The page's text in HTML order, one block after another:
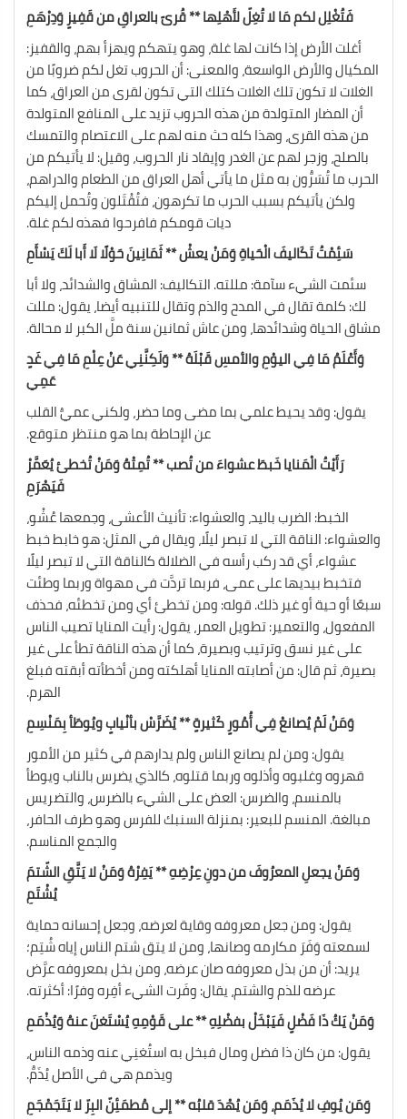
فَتُغْلِل لكم مَا لا تُغِلّ لأَهْلِها ** قُرىً بالعراقِ من قَفِيزٍ وَدِرْهَمِ
أغلت الأرض إذا كانت لها غلة، وهو يتهكم ويهزأ بهم، والقفيز:
المكيال والأرض الواسعة، والمعنى: أن الحروب تغل لكم ضروبًا من
الغلات لا تكون تلك الغلات كتلك التي تكون لقرى من العراق، كما
أن المضار المتولدة من هذه الحروب تزيد على المنافع المتولدة
من هذه القرى، وهذا كله حث منه لهم على الاعتصام والتمسك
بالصلح، وزجر لهم عن الغدر وإيقاد نار الحروب، وقيل: لا يأتيكم من
الحرب ما تُسَرُّون به مثل ما يأتي أهل العراق من الطعام والدراهم،
ولكن يأتيكم بسبب الحرب ما تكرهون، فتُقْتَلون وتُحمل إليكم
ديات قومكم فافرحوا فهذه لكم غلة.
سَئِمْتُ تَكَاليفَ الْحَياةِ وَمَنْ يعشْ ** ثَمَانِينَ حَوْلًا لَا أَبا لَكَ يَسْأَمِ
سئمت الشيء سآمة: مللته. التكاليف: المشاق والشدائد، ولا أبا
لك: كلمة تقال في المدح والذم وتقال للتنبيه أيضا، يقول: مللت
مشاق الحياة وشدائدها، ومن عاش ثمانين سنة ملَّ الكبر لا محالة.
وَأَعْلَمُ مَا فِي اليوْمِ والأمسِ قَبْلَهُ ** وَلَكِنَّنِي عَنْ عِلْمِ مَا فِي غَدٍ
عَمِي
يقول: وقد يحيط علمي بما مضى وما حضر، ولكني عميُّ القلب
عن الإحاطة بما هو منتظر متوقع.
رَأَيْتُ الْمَنايا خَبطَ عشواءَ من تُصب ** تُمِتْهُ وَمَنْ تُخطئ يُعَمَّرْ
فَيَهْرَمِ
الخبط: الضرب باليد، والعشواء: تأنيث الأعشى، وجمعها عُشْو،
والعشواء: الناقة التي لا تبصر ليلًا، ويقال في المثل: هو خابط خبط
عشواء، أي قد ركب رأسه في الضلالة كالناقة التي لا تبصر ليلًا
فتخبط بيديها على عمى، فربما تردَّت في مهواة وربما وطئت
سبعًا أو حية أو غير ذلك. قوله: ومن تخطئ أي ومن تخطئه، فحذف
المفعول، والتعمير: تطويل العمر، يقول: رأيت المنايا تصيب الناس
على غير نسق وترتيب وبصيرة، كما أن هذه الناقة تطأ على غير
بصيرة، ثم قال: من أصابته المنايا أهلكته ومن أخطأته أبقته فبلغ
الهرم.
وَمَنْ لَمْ يُصانعْ فِي أُمُورٍ كَثيرةٍ ** يُضَرَّسْ بأنْيابٍ ويُوطَأ بِمَنْسِمِ
يقول: ومن لم يصانع الناس ولم يدارهم في كثير من الأمور
قهروه وغلبوه وأذلوه وربما قتلوه، كالذي يضرس بالناب ويوطأ
بالمنسم، والضرس: العض على الشيء بالضرس، والتضريس
مبالغة. المنسم للبعير: بمنزلة السنبك للفرس وهو طرف الحافر،
والجمع المناسم.
وَمَنْ يجعلِ المعرُوفَ من دونِ عِرْضِهِ ** يَفِرْهُ وَمَنْ لا يَتَّقِ الشّتمَ
يُشْتَمِ
يقول: ومن جعل معروفه وقاية لعرضه، وجعل إحسانه حماية
لسمعته وَفَرَ مكارمه وصانها، ومن لا يتق شتم الناس إياه شُتِم؛
يريد: أن من بذل معروفه صان عرضه، ومن بخل بمعروفه عرَّض
عرضه للذم والشتم، يقال: وفَرت الشيء أفِره وفرًا: أكثرته.
وَمَنْ يَكُ ذَا فَضْلٍ فَيَبْخَلْ بفضْلِهِ ** على قَوْمِهِ يُسْتَغنَ عنهُ وَيُذْمَمِ
يقول: من كان ذا فضل ومال فبخل به استُغنِي عنه وذمه الناس،
ويذمم هي في الأصل يُذَمُّ.
وَمَن يُوفِ لا يُذَمَم، وَمَن يُهْدَ قلبُه ** إلى مُطمَئِنّ البِرّ لا يَتَجَمْجَمِ